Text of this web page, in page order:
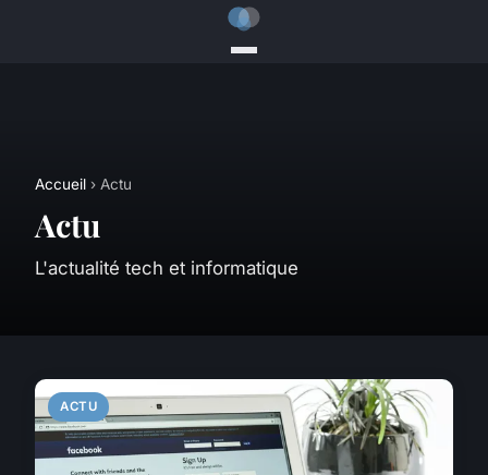
Accueil › Actu
Actu
L'actualité tech et informatique
ACTU